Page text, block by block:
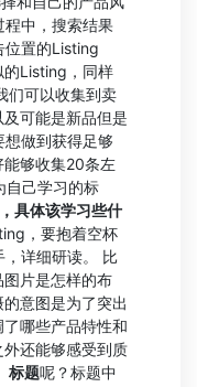
中，搜索结果
位置的Listing
的Listing，同样
们可以收集到卖
可能是新品但是
做到获得足够
能够收集20条左
己学习的标
具体该学习些什
，要抱着空杯
详细研读。 比
片是怎样的布
意图是为了突出
哪些产品特性和
还能够感受到质
标题呢？标题中